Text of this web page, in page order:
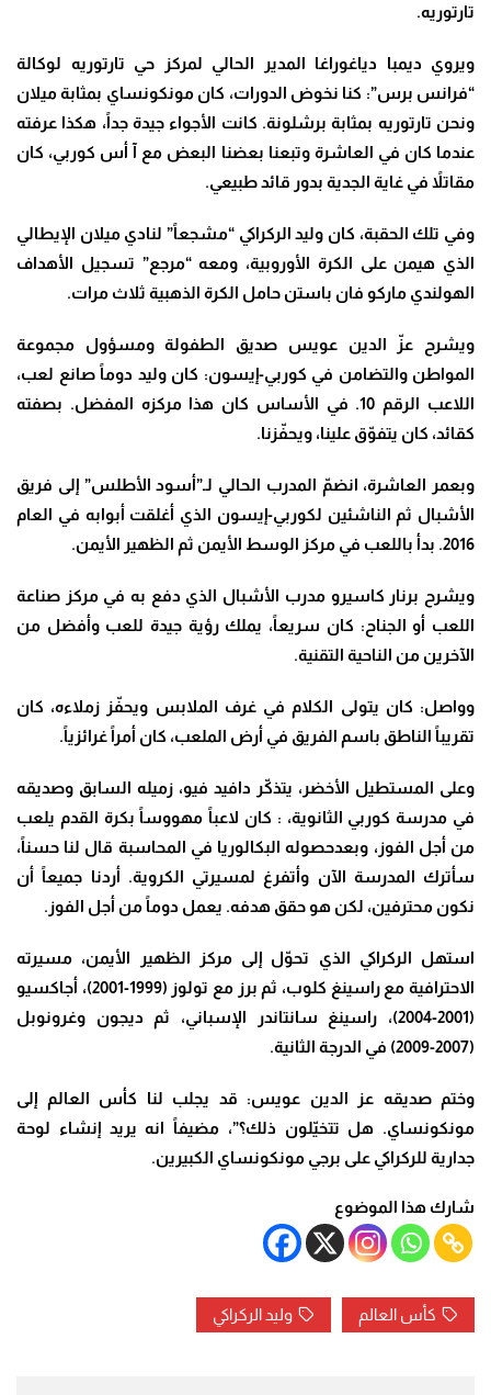
تارتوريه.
ويروي ديمبا دياغوراغا المدير الحالي لمركز حي تارتوريه لوكالة
“فرانس برس”: كنا نخوض الدورات، كان مونكونساي بمثابة ميلان
ونحن تارتوريه بمثابة برشلونة. كانت الأجواء جيدة جداً، هكذا عرفته
عندما كان في العاشرة وتبعنا بعضنا البعض مع آ أس كوربي، كان
مقاتلاً في غاية الجدية بدور قائد طبيعي.
وفي تلك الحقبة، كان وليد الركراكي “مشجعاً” لنادي ميلان الإيطالي
الذي هيمن على الكرة الأوروبية، ومعه “مرجع” تسجيل الأهداف
الهولندي ماركو فان باستن حامل الكرة الذهبية ثلاث مرات.
ويشرح عزّ الدين عويس صديق الطفولة ومسؤول مجموعة
المواطن والتضامن في كوربي-إيسون: كان وليد دوماً صانع لعب،
اللاعب الرقم 10. في الأساس كان هذا مركزه المفضل. بصفته
كقائد، كان يتفوّق علينا، ويحفّزنا.
وبعمر العاشرة، انضمّ المدرب الحالي لـ”أسود الأطلس” إلى فريق
الأشبال ثم الناشئين لكوربي-إيسون الذي أغلقت أبوابه في العام
2016. بدأ باللعب في مركز الوسط الأيمن ثم الظهير الأيمن
.
ويشرح برنار كاسيرو مدرب الأشبال الذي دفع به في مركز صناعة
اللعب أو الجناح: كان سريعاً، يملك رؤية جيدة للعب وأفضل من
الآخرين من الناحية التقنية.
وواصل: كان يتولى الكلام في غرف الملابس ويحفّز زملاءه، كان
تقريباً الناطق باسم الفريق في أرض الملعب، كان أمراً غرائزياً.
وعلى المستطيل الأخضر، يتذكّر دافيد فيو، زميله السابق وصديقه
في مدرسة كوربي الثانوية، : كان لاعباً مهووساً بكرة القدم يلعب
من أجل الفوز، وبعدحصوله البكالوريا في المحاسبة قال لنا حسناً،
سأترك المدرسة الآن وأتفرغ لمسيرتي الكروية. أردنا جميعاً أن
نكون محترفين، لكن هو حقق هدفه. يعمل دوماً من أجل الفوز .
استهل الركراكي الذي تحوّل إلى مركز الظهير الأيمن، مسيرته
الاحترافية مع راسينغ كلوب، ثم برز مع تولوز (1999-2001)، أجاكسيو
(2001-2004)، راسينغ سانتاندر الإسباني، ثم ديجون وغرونوبل
(2007-2009) في الدرجة الثانية
.
وختم صديقه عز الدين عويس: قد يجلب لنا كأس العالم إلى
مونكونساي. هل تتخيّلون ذلك؟”، مضيفاً انه يريد إنشاء لوحة
جدارية للركراكي على برجي مونكونساي الكبيرين.
شارك هذا الموضوع
كأس العالم وليد الركراكي